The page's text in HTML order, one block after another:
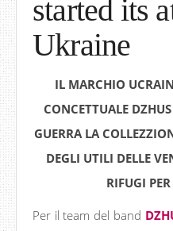
started its
Ukraine
IL MARCHIO
CONCETTUALE
GUERRA LA
DEGLI UTILI DELLE
RIFUGI
Per il team del band